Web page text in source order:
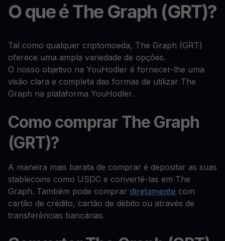
O que é The Graph (GRT)?
Tal como qualquer criptomoeda, The Graph (GRT)
oferece uma ampla variedade de opções.
O nosso objetivo na YouHodler é fornecer-lhe uma
visão clara e completa das formas de utilizar The
Graph na plataforma YouHodler.
Como comprar The Graph
(GRT)?
A maneira mais barata de comprar é depositar as suas
stablecoins como USDC e convertê-las em The
Graph. Também pode comprar diretamente com
cartão de crédito, cartão de débito ou através de
transferências bancárias.